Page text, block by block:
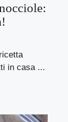
in casa ...